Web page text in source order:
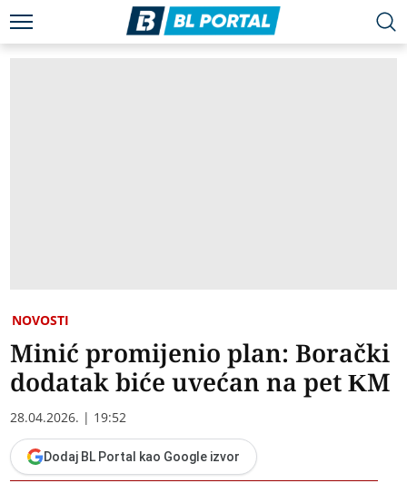
NOVOSTI
Minić promijenio plan: Borački
dodatak biće uvećan na pet KM
28.04.2026. | 19:52
Dodaj BL Portal kao Google izvor